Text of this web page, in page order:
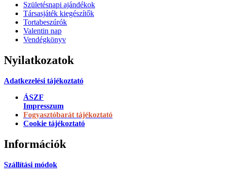
Születésnapi ajándékok
Társasjáték kiegészítők
Tortabeszúrók
Valentin nap
Vendégkönyv
Nyilatkozatok
Adatkezelési tájékoztató
ÁSZF
Impresszum
Fogyasztóbarát tájékoztató
Cookie tájékoztató
Információk
Szállítási módok